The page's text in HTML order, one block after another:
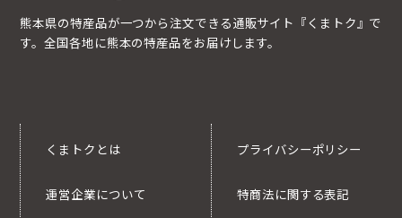
熊本県の特産品が一つから注文できる通販サイト『くまトク』で
す。全国各地に熊本の特産品をお届けします。
くまトクとは
運営企業について
プライバシーポリシー
特商法に関する表記